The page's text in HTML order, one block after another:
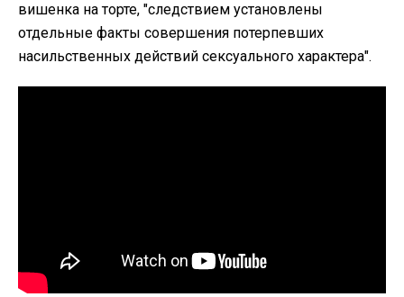
вишенка на торте, "следствием установлены
отдельные факты совершения потерпевших
насильственных действий сексуального характера".